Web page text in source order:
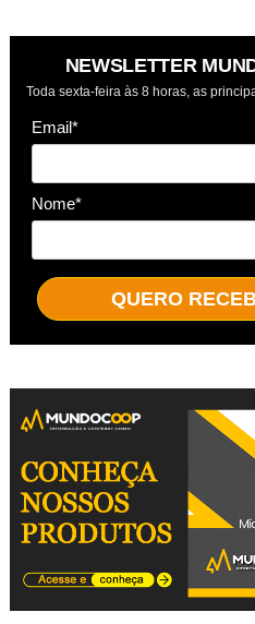
NEWSLETTER
Toda sexta-feira às 8 horas, as
Email*
Nome*
QUERO